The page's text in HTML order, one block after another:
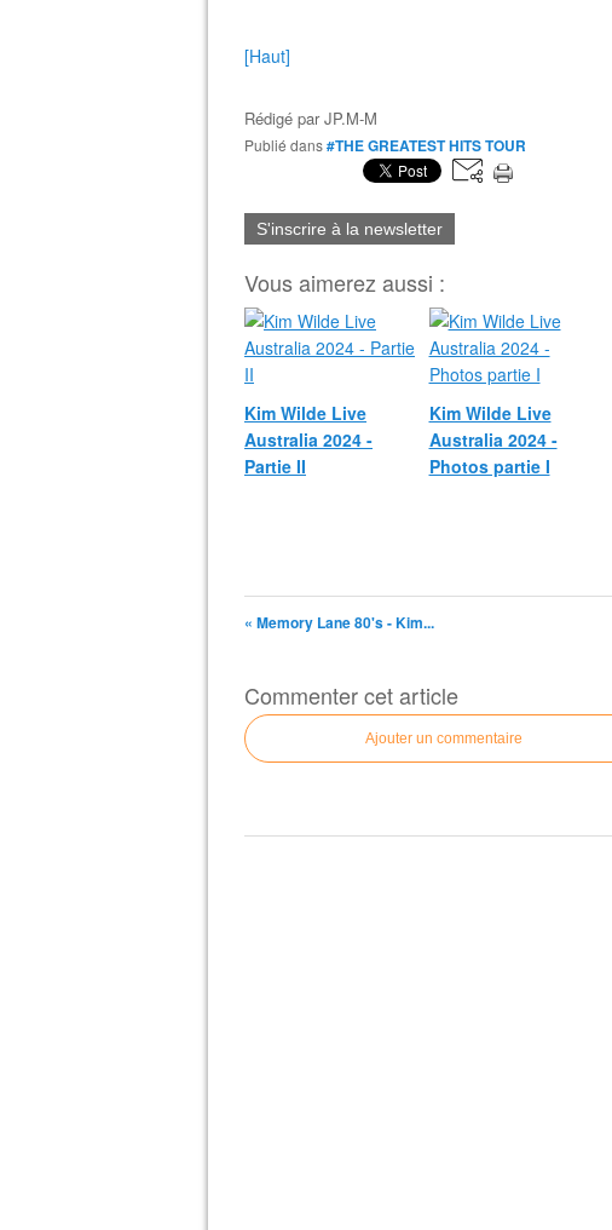
[Haut]
Rédigé parJP.M-M
Publié dans#THE GREATEST HITS TOUR
S'inscrire à la newsletter
Vous aimerez aussi :
Kim Wilde Live
Australia 2024 -
Partie II
Kim Wilde Live
Australia 2024 -
Photos partie I
« Memory Lane 80's - Kim...
Commenter cet article
Ajouter un commentaire